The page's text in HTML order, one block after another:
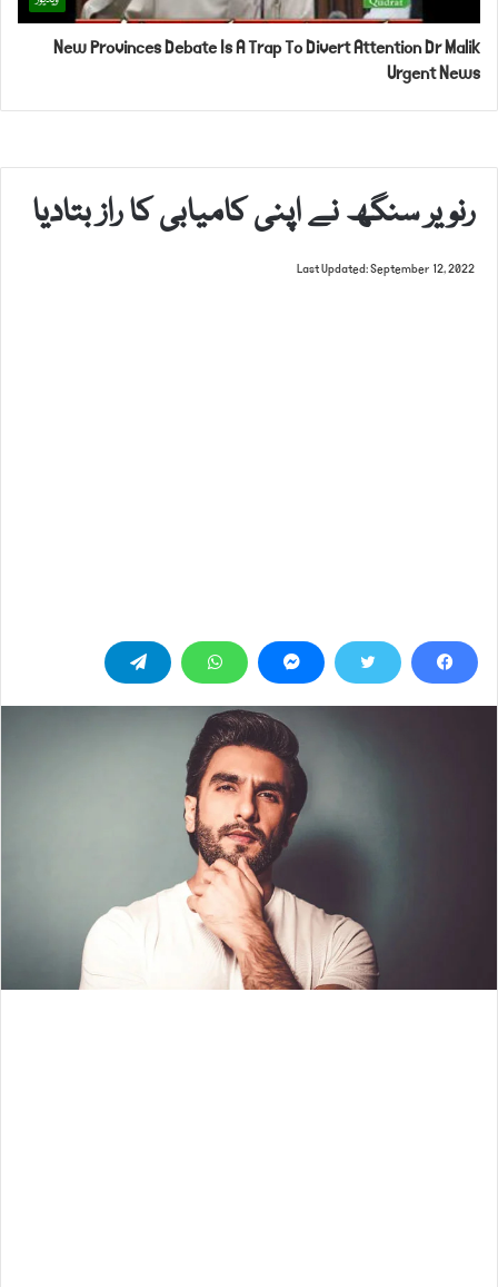
New Provinces Debate Is A Trap To Divert Attention Dr Malik
Urgent News